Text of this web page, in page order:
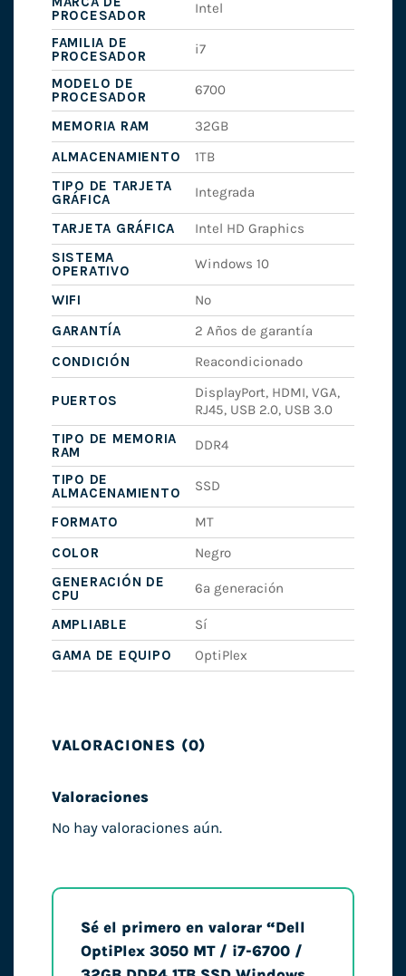
PROCESADOR
Intel
FAMILIA DE
PROCESADOR
i7
MODELO DE
PROCESADOR
6700
MEMORIA RAM
32GB
ALMACENAMIENTO
1TB
TIPO DE TARJETA
GRÁFICA
Integrada
TARJETA GRÁFICA
Intel HD Graphics
SISTEMA
OPERATIVO
Windows 10
WIFI
No
GARANTÍA
2 Años de garantía
CONDICIÓN
Reacondicionado
PUERTOS
DisplayPort, HDMI, VGA,
RJ45, USB 2.0, USB 3.0
TIPO DE MEMORIA
RAM
DDR4
TIPO DE
ALMACENAMIENTO
SSD
FORMATO
MT
COLOR
Negro
GENERACIÓN DE
CPU
6ª generación
AMPLIABLE
Sí
GAMA DE EQUIPO
OptiPlex
VALORACIONES (0)
Valoraciones
No hay valoraciones aún.
Sé el primero en valorar “Dell
OptiPlex 3050 MT / i7-6700 /